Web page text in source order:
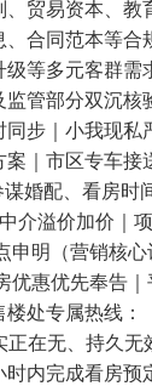
贸易资本、
合同范本等
等多元客群
管部分双沉
步｜小我现
｜市区专车
婚配、看房
介溢价加价｜
明（营销核
优惠优先奉告
处专属热线
在无、持久
内完成看房